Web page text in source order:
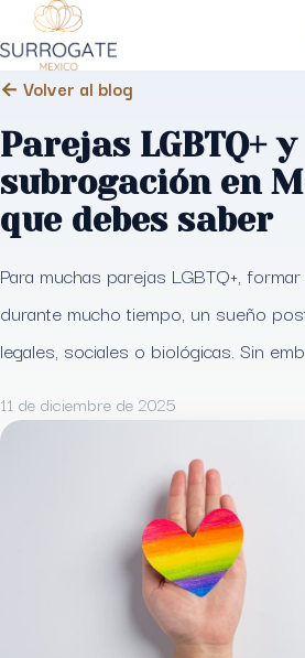
← Volver al blog
Parejas LGBTQ+ y
subrogación en
que debes saber
Para muchas parejas LGBTQ+,
durante mucho tiempo, un sueño
legales, sociales o biológicas. Sin
11 de diciembre de 2025